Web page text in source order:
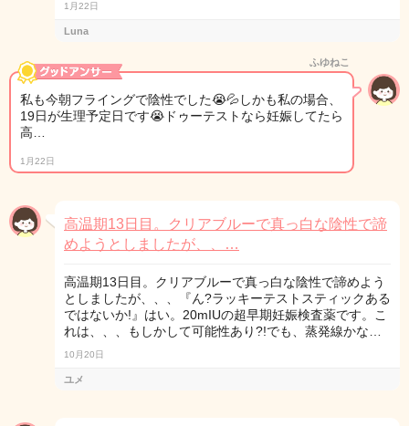
1月22日
Luna
ふゆねこ
私も今朝フライングで陰性でした😭💦しかも私の場合、
19日が生理予定日です😭ドゥーテストなら妊娠してたら
高…
1月22日
高温期13日目。クリアブルーで真っ白な陰性で諦
めようとしましたが、、…
高温期13日目。クリアブルーで真っ白な陰性で諦めよう
としましたが、、、『ん?ラッキーテストスティックある
ではないか!』はい。20mIUの超早期妊娠検査薬です。こ
れは、、、もしかして可能性あり?!でも、蒸発線かな…
10月20日
ユメ